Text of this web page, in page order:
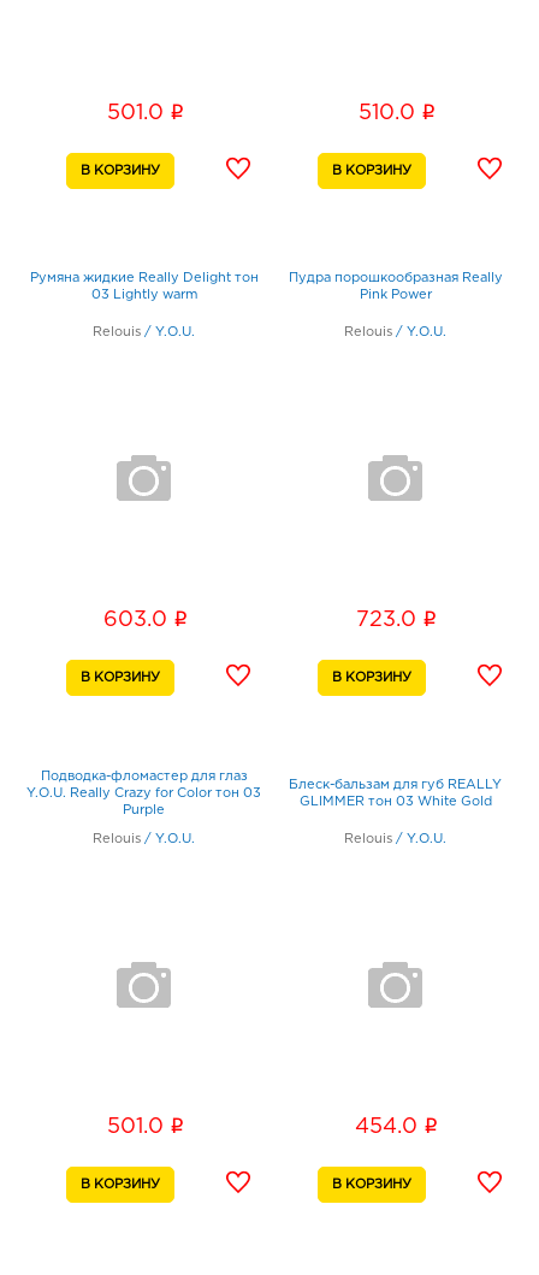
501.0 i 510.0 i
Румяна жидкие Really Delight тон
03 Lightly warm
Relouis / Y.O.U.
603.0 i
Пудра порошкообразная Really
Pink Power
Relouis / Y.O.U.
723.0 i
Подводка-фломастер для глаз
Y.O.U. Really Crazy for Color тон 03
Purple
Relouis / Y.O.U.
501.0 i
Блеск-бальзам для губ REALLY
GLIMMER тон 03 White Gold
Relouis / Y.O.U.
454.0 i